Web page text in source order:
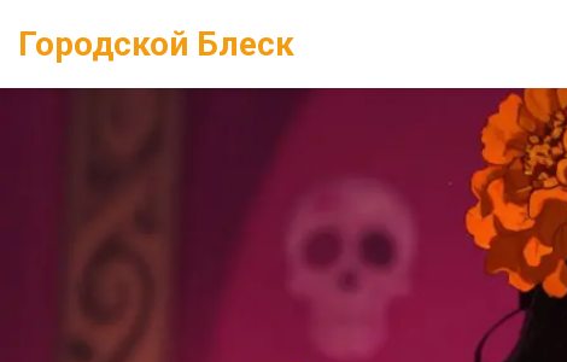
Городской Блеск